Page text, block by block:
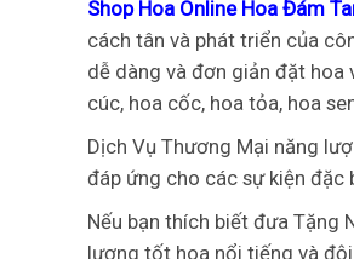
Shop Hoa Online Hoa Đám
cách tân và phát triển của
dễ dàng và đơn giản đặt hoa
cúc, hoa cốc, hoa tỏa, hoa
Dịch Vụ Thương Mại năng
đáp ứng cho các sự kiện đặc
Nếu bạn thích biết đưa Tặng
lượng tốt hoa nổi tiếng và